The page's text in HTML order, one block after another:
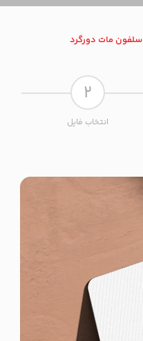
سلفون مات دورگرد
2
انتخاب فایل